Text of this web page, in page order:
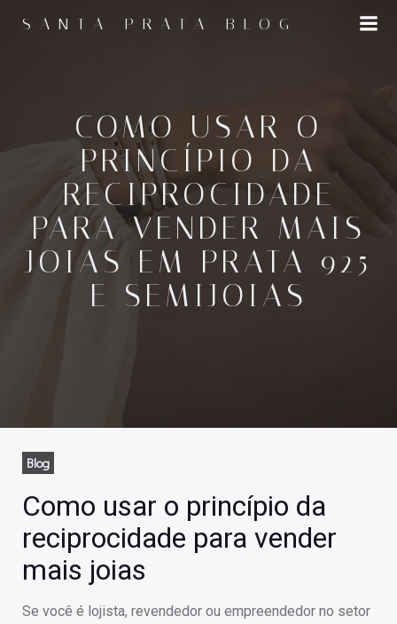
para
SANTA PRATA BLOG
COMO USAR O
PRINCÍPIO DA
RECIPROCIDADE
PARA VENDER MAIS
JOIAS EM PRATA 925
E SEMIJOIAS
Blog
Como usar o princípio da
reciprocidade para vender
mais joias
Se você é lojista, revendedor ou empreendedor no setor